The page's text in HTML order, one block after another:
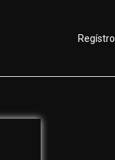
Regístro